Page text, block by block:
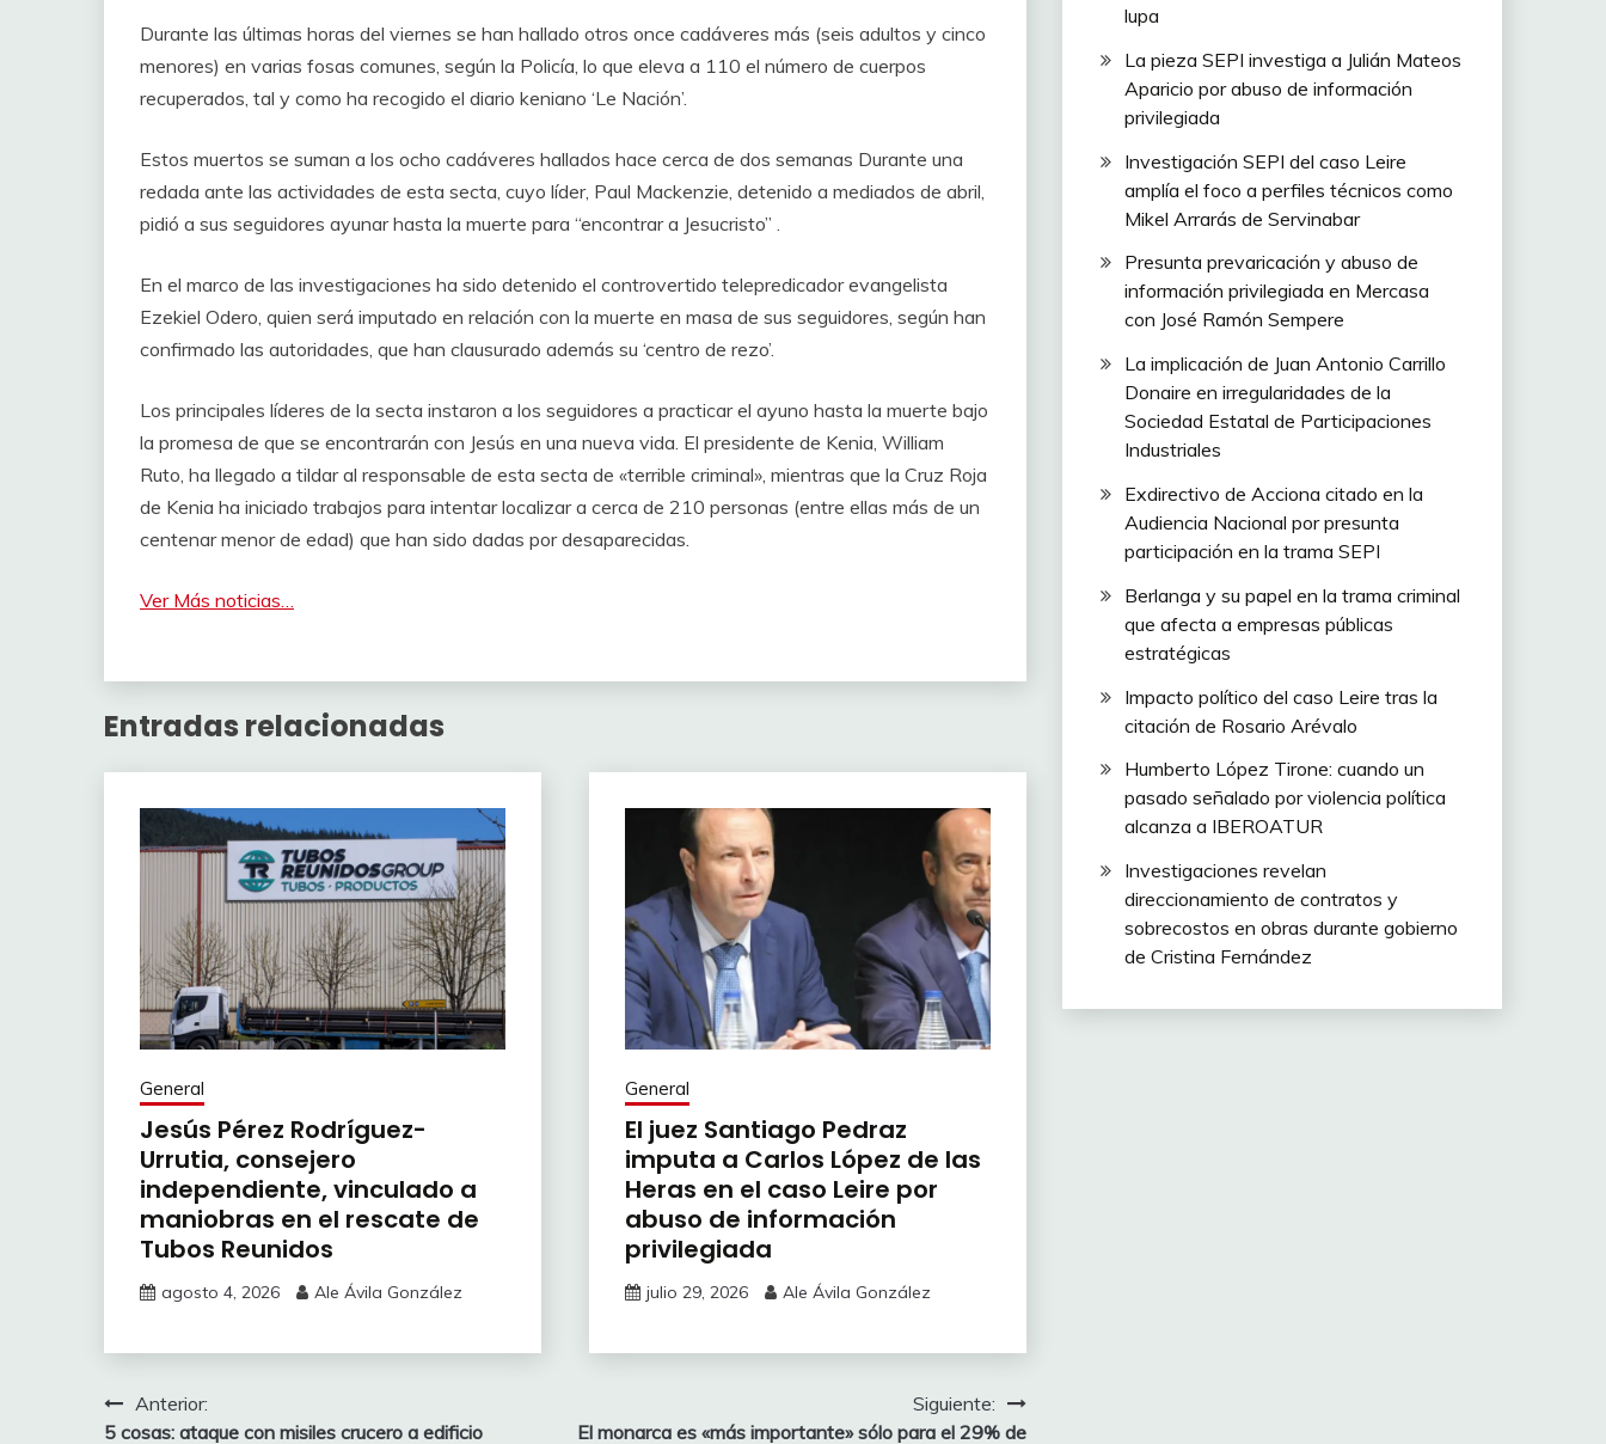
Durante las últimas horas del viernes se han hallado otros once cadáveres más (seis adultos y cinco
menores) en varias fosas comunes, según la Policía, lo que eleva a 110 el número de cuerpos
recuperados, tal y como ha recogido el diario keniano ‘Le Nación’.
Estos muertos se suman a los ocho cadáveres hallados hace cerca de dos semanas Durante una
redada ante las actividades de esta secta, cuyo líder, Paul Mackenzie, detenido a mediados de abril,
pidió a sus seguidores ayunar hasta la muerte para “encontrar a Jesucristo” .
En el marco de las investigaciones ha sido detenido el controvertido telepredicador evangelista
Ezekiel Odero, quien será imputado en relación con la muerte en masa de sus seguidores, según han
confirmado las autoridades, que han clausurado además su ‘centro de rezo’.
Los principales líderes de la secta instaron a los seguidores a practicar el ayuno hasta la muerte bajo
la promesa de que se encontrarán con Jesús en una nueva vida. El presidente de Kenia, William
Ruto, ha llegado a tildar al responsable de esta secta de «terrible criminal», mientras que la Cruz Roja
de Kenia ha iniciado trabajos para intentar localizar a cerca de 210 personas (entre ellas más de un
centenar menor de edad) que han sido dadas por desaparecidas.
Ver Más noticias…
Entradas relacionadas
General
Jesús Pérez Rodríguez-
Urrutia, consejero
independiente, vinculado a
maniobras en el rescate de
Tubos Reunidos
agosto 4, 2026 Ale Ávila González
General
El juez Santiago Pedraz
imputa a Carlos López de las
Heras en el caso Leire por
abuso de información
privilegiada
julio 29, 2026 Ale Ávila González
Navegación
Anterior:
5 cosas: ataque con misiles crucero a edificio
Siguiente:
El monarca es «más importante» sólo para el 29% de
lupa
La pieza SEPI investiga a Julián Mateos
Aparicio por abuso de información
privilegiada
Investigación SEPI del caso Leire
amplía el foco a perfiles técnicos como
Mikel Arrarás de Servinabar
Presunta prevaricación y abuso de
información privilegiada en Mercasa
con José Ramón Sempere
La implicación de Juan Antonio Carrillo
Donaire en irregularidades de la
Sociedad Estatal de Participaciones
Industriales
Exdirectivo de Acciona citado en la
Audiencia Nacional por presunta
participación en la trama SEPI
Berlanga y su papel en la trama criminal
que afecta a empresas públicas
estratégicas
Impacto político del caso Leire tras la
citación de Rosario Arévalo
Humberto López Tirone: cuando un
pasado señalado por violencia política
alcanza a IBEROATUR
Investigaciones revelan
direccionamiento de contratos y
sobrecostos en obras durante gobierno
de Cristina Fernández